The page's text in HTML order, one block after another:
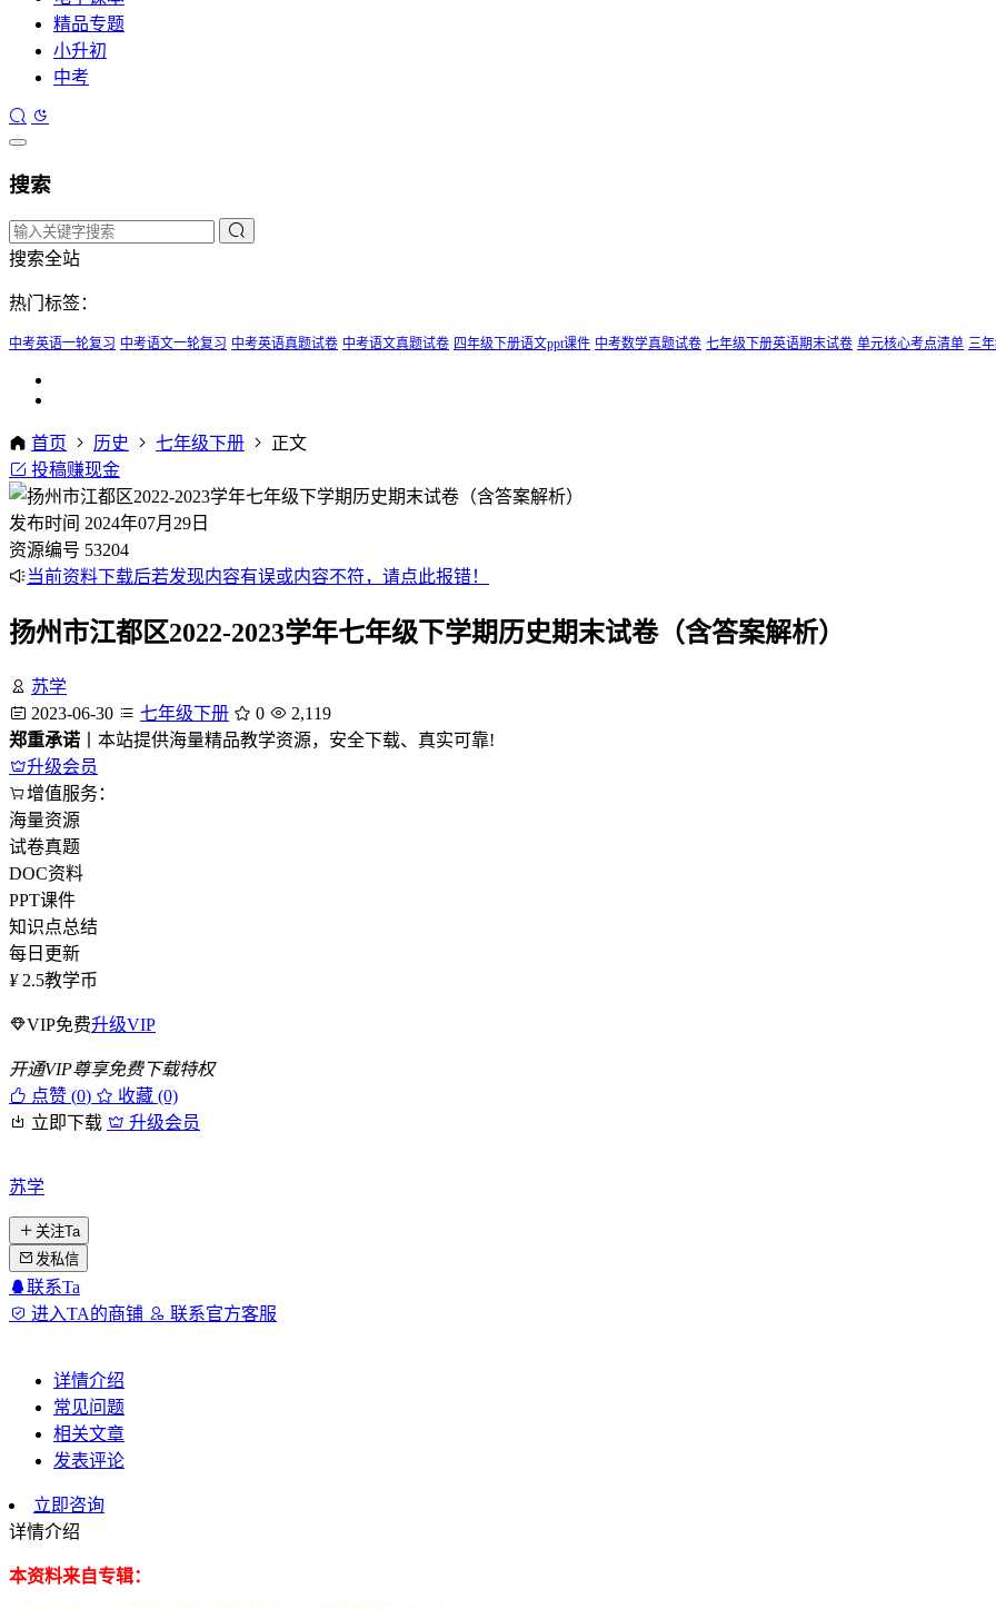
精品专题
小升初
中考
搜索
搜索全站
热门标签：
中考英语一轮复习 中考语文一轮复习 中考英语真题试卷 中考语文真题试卷 四年级下册语文ppt课件 中考数学真题试卷 七年级下册英语期末试卷 单元核心考点清单 三
首页 历史 七年级下册
正文
投稿赚现金
发布时间 2024年07月29日
资源编号 53204
当前资料下载后若发现内容有误或内容不符，请点此报错！
扬州市江都区2022-2023学年七年级下学期历史期末试卷（含答案解析）
苏学
2023-06-30
七年级下册 0
2,119
郑重承诺 丨本站提供海量精品教学资源，安全下载、真实可靠!
升级会员
增值服务：
海量资源
试卷真题
DOC资料
PPT课件
知识点总结
每日更新
¥ 2.5教学币
VIP免费升级VIP
开通VIP尊享免费下载特权
点赞 (0)
收藏 (0)
立即下载
升级会员
苏学
关注Ta
发私信
联系Ta
进入TA的商铺
联系官方客服
详情介绍
常见问题
相关文章
发表评论
立即咨询
详情介绍
本资料来自专辑：